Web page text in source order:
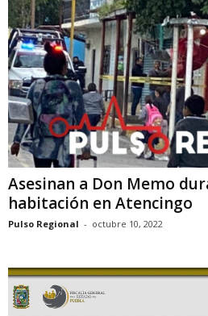
Asesinan a Don Memo
habitación en Atencingo
Pulso Regional - octubre 10, 2022